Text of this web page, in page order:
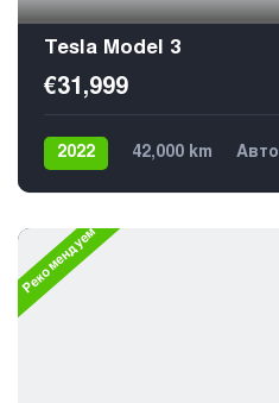
Tesla Model 3
€31,999
2022 42,000 km
Рекомендуем